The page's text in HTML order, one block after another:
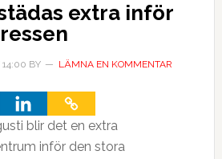
extra inför
14:00 BY LÄMNA EN KOMMENTAR
blir det en extra
inför den stora